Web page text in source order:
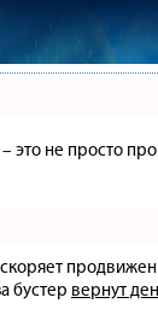
это не просто
бустер вернут